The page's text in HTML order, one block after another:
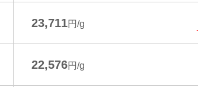
23,711円/g
22,576円/g